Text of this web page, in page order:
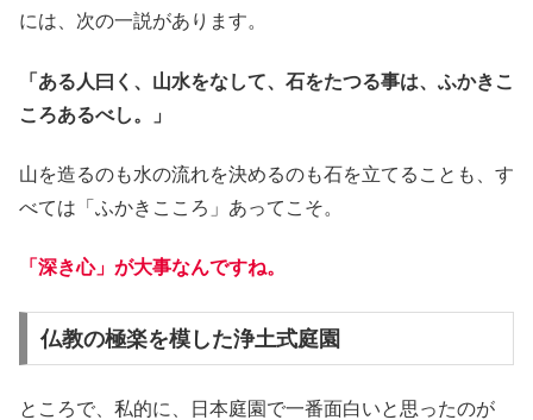
には、次の一説があります。
「ある人曰く、山水をなして、石をたつる事は、ふかきこ
ころあるべし。」
山を造るのも水の流れを決めるのも石を立てることも、す
べては「ふかきこころ」あってこそ。
「深き心」が大事なんですね。
仏教の極楽を模した浄土式庭園
ところで、私的に、日本庭園で一番面白いと思ったのが